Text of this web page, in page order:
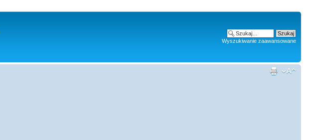
Wyszukiwanie zaawansowane